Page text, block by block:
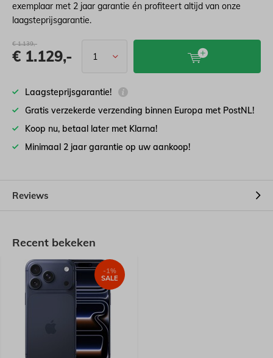
exemplaar met 2 jaar garantie én profiteert altijd van onze
laagsteprijsgarantie.
€ 1.139,-
€ 1.129,-
Laagsteprijsgarantie!
Gratis verzekerde verzending binnen Europa met PostNL!
Koop nu, betaal later met Klarna!
Minimaal 2 jaar garantie op uw aankoop!
Reviews
Recent bekeken
-1%
SALE